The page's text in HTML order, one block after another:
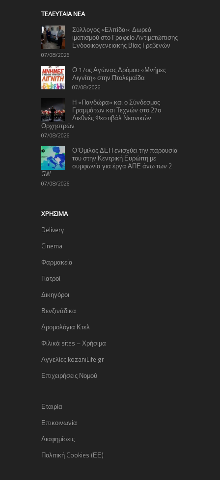
TΕΛΕΥΤΑΊΑ ΝΈΑ
Σύλλογος «Ελπίδα»: Δωρεά
ιματισμού στο Γραφείο Αντιμετώπισης
Ενδοοικογενειακής Βίας Γρεβενών
07/08/2026
Ο 17ος Αγώνας Δρόμου «Μνήμες
Λιγνίτη» στην Πτολεμαΐδα
07/08/2026
Η «Πανδώρα» και ο Σύνδεσμος
Γραμμάτων και Τεχνών στο 27ο
Διεθνές Φεστιβάλ Νεανικών
Ορχηστρών
07/08/2026
Ο Όμιλος ΔΕΗ ενισχύει την παρουσία
του στην Κεντρική Ευρώπη με
συμφωνία για έργα ΑΠΕ άνω των 2
GW
07/08/2026
ΧΡΉΣΙΜΑ
Delivery
Cinema
Φαρμακεία
Γιατροί
Δικηγόροι
Βενζινάδικα
Δρομολόγια Κτελ
Φιλικά sites – Χρήσιμα
Αγγελίες kozaniLife.gr
Επιχειρήσεις Νομού
Εταιρία
Επικοινωνία
Διαφημίσεις
Πολιτική Cookies (ΕΕ)